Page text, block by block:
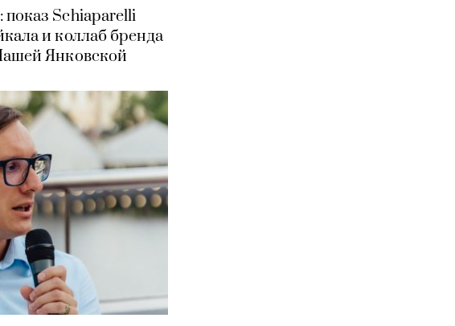
Schiaparelli
и коллаб бренда
Янковской